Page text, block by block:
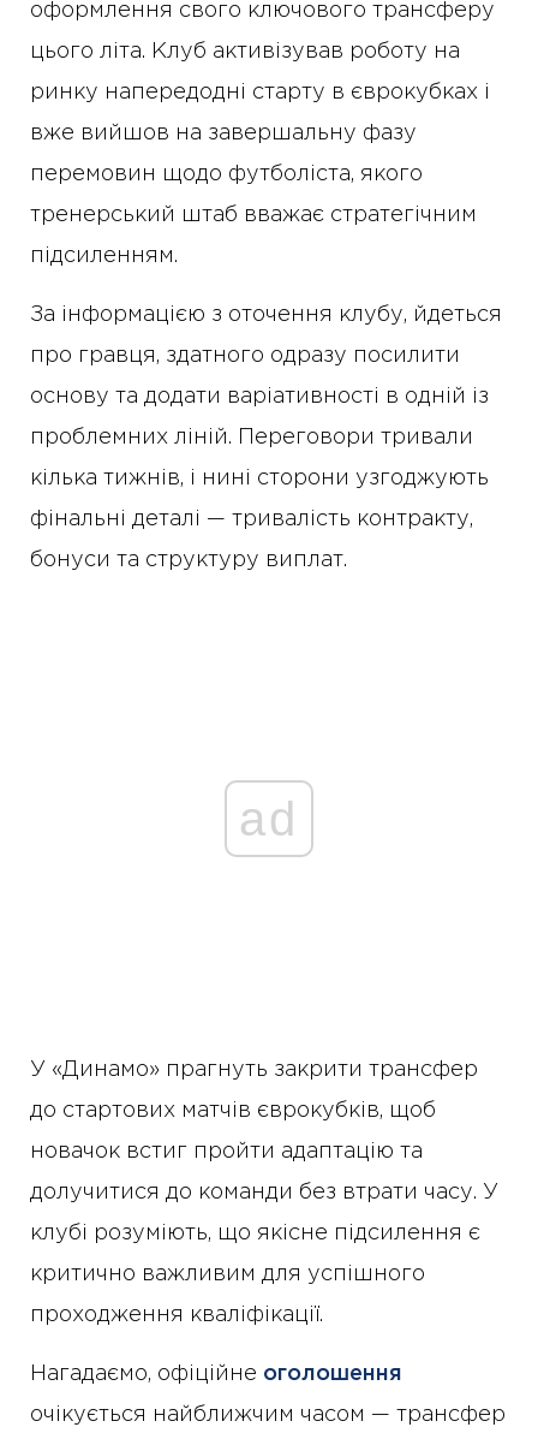
оформлення свого ключового трансферу
цього літа. Клуб активізував роботу на
ринку напередодні старту в єврокубках і
вже вийшов на завершальну фазу
перемовин щодо футболіста, якого
тренерський штаб вважає стратегічним
підсиленням.
За інформацією з оточення клубу, йдеться
про гравця, здатного одразу посилити
основу та додати варіативності в одній із
проблемних ліній. Переговори тривали
кілька тижнів, і нині сторони узгоджують
фінальні деталі — тривалість контракту,
бонуси та структуру виплат.
ad
У «Динамо» прагнуть закрити трансфер
до стартових матчів єврокубків, щоб
новачок встиг пройти адаптацію та
долучитися до команди без втрати часу. У
клубі розуміють, що якісне підсилення є
критично важливим для успішного
проходження кваліфікації.
Нагадаємо, офіційне оголошення
очікується найближчим часом — трансфер